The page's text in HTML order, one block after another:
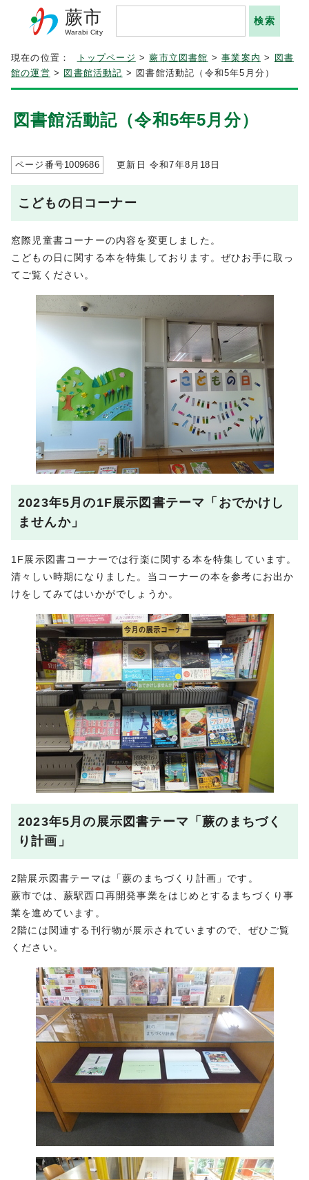
蕨市
Warabi City
現在の位置： トップページ > 蕨市立図書館 >事業案内 >
図書
館の運営 > 図書館活動記 > 図書館活動記（令和5年5月分）
図書館活動記（令和5年5月分）
ページ番号1009686 更新日 令和7年8月 18 日
こどもの日コーナー
窓際児童書コーナーの内容を変更しました。
こどもの日に関する本を特集しております。ぜひお手に取っ
てご覧ください。
2023年5月の1F展示図書テーマ「おでかけし
ませんか」
1F展示図書コーナーでは行楽に関する本を特集しています。
清々しい時期になりました。当コーナーの本を参考にお出か
けをしてみてはいかがでしょうか。
2023年5月の展示図書テーマ「蕨のまちづく
り計画」
2階展示図書テーマは「蕨のまちづくり計画」です。
蕨市では、蕨駅西口再開発事業をはじめとするまちづくり事
業を進めています。
2階には関連する刊行物が展示されていますので、ぜひご覧
ください。